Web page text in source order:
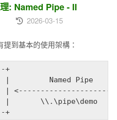
: Named Pipe - II
2026-03-15
提到基本的使用架構：
+
|         Named Pipe
|       \\.\pipe\demo
+